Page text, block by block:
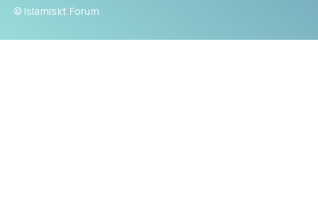
© Islamiskt Forum